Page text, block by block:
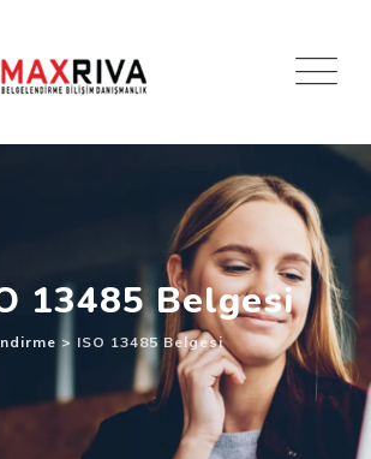
13485 Belgesi
> ISO 13485 Belgesi